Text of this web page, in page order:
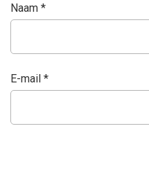
Naam *
E-mail *